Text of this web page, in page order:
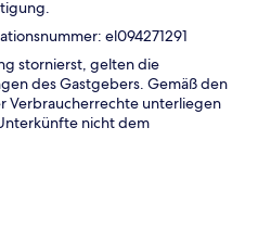
el094271291
stornierst, gelten die
des Gastgebers. Gemäß den
Verbraucherrechte unterliegen
nicht dem